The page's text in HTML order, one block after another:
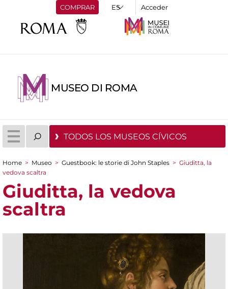
COMPRAR Acceder
MUSEO DI ROMA
TODOS LOS MUSEOS CÍVICOS
You are here
Home > Museo > Guestbook: le storie di John Staples > Giuditta, la
vedova scaltra
Giuditta, la vedova
scaltra